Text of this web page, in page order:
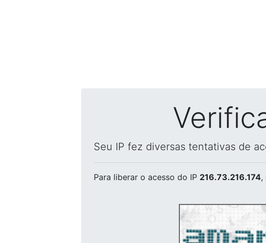
Seu IP fez diversas tentativas de
Para liberar o acesso do IP 216.73.216.174,